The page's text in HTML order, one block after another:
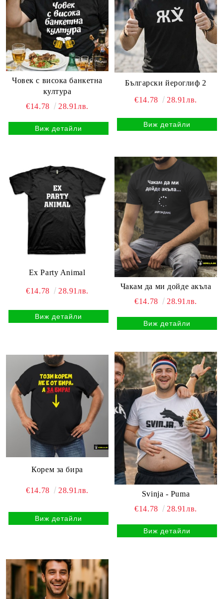
Човек с висока банкетна
култура
€14.78
28.91лв.
Виж детайли
Български йероглиф 2
€14.78 28.91лв.
Виж детайли
Ex Party Animal
€14.78 28.91лв.
Виж детайли
Чакам да ми дойде акъла
€14.78
28.91лв.
Виж детайли
Корем за бира
€14.78 28.91лв.
Виж детайли
Svinja - Puma
€14.78
28.91лв.
Виж детайли